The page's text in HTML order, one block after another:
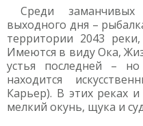
Среди
выходного дня –
территории 2043
Имеются в виду Ока,
устья последней –
находится
Карьер). В этих реках
мелкий окунь, щука и